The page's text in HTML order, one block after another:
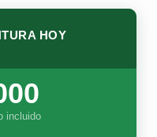
HOY
incluido